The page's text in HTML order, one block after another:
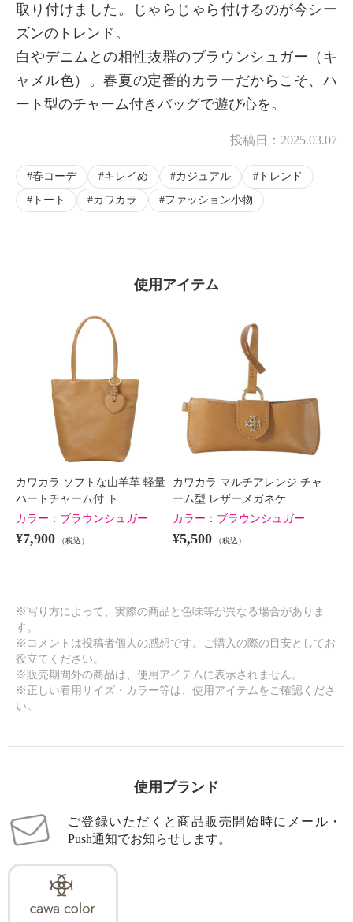
取り付けました。じゃらじゃら付けるのが今シー
ズンのトレンド。
白やデニムとの相性抜群のブラウンシュガー（キ
ャメル色）。春夏の定番的カラーだからこそ、ハ
ート型のチャーム付きバッグで遊び心を。
投稿日： 2025.03.07
春コーデ キレイめ カジュアル
トレンド
トート
カワカラ ファッション小物
使用アイテム
カワカラ ソフトな山羊革 軽量
ハートチャーム付 ト…
カラー： ブラウンシュガー
¥7,900 （税込）
カワカラ マルチアレンジ チャ
ーム型 レザーメガネケ…
カラー： ブラウンシュガー
¥5,500 （税込）
※写り方によって、実際の商品と色味等が異なる場合がありま
す。
※コメントは投稿者個人の感想です。ご購入の際の目安としてお
役立てください。
※販売期間外の商品は、使用アイテムに表示されません。
※正しい着用サイズ・カラー等は、使用アイテムをご確認くださ
い。
使用ブランド
ご登録いただくと商品販売開始時にメール・
Push通知でお知らせします。